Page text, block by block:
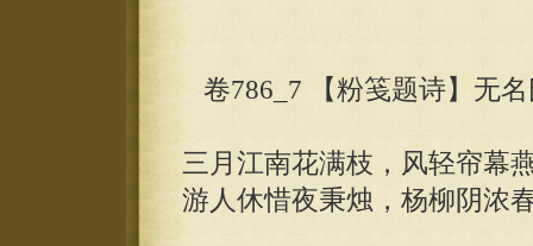
卷786_7 【粉笺题诗】无
三月江南花满枝，风轻帘幕
游人休惜夜秉烛，杨柳阴浓